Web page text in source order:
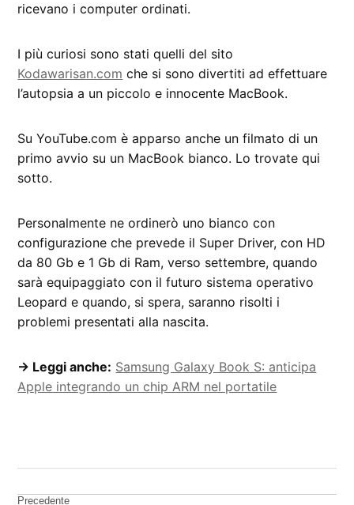
ricevano i computer ordinati.
I più curiosi sono stati quelli del sito
Kodawarisan.com che si sono divertiti ad effettuare
l’autopsia a un piccolo e innocente MacBook.
Su YouTube.com è apparso anche un filmato di un
primo avvio su un MacBook bianco. Lo trovate qui
sotto.
Personalmente ne ordinerò uno bianco con
configurazione che prevede il Super Driver, con HD
da 80 Gb e 1 Gb di Ram, verso settembre, quando
sarà equipaggiato con il futuro sistema operativo
Leopard e quando, si spera, saranno risolti i
problemi presentati alla nascita.
→ Leggi anche: Samsung Galaxy Book S: anticipa
Apple integrando un chip ARM nel portatile
Precedente